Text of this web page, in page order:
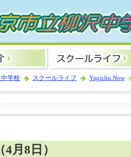
学校 スクールライフ Yagichu Now
月8日）